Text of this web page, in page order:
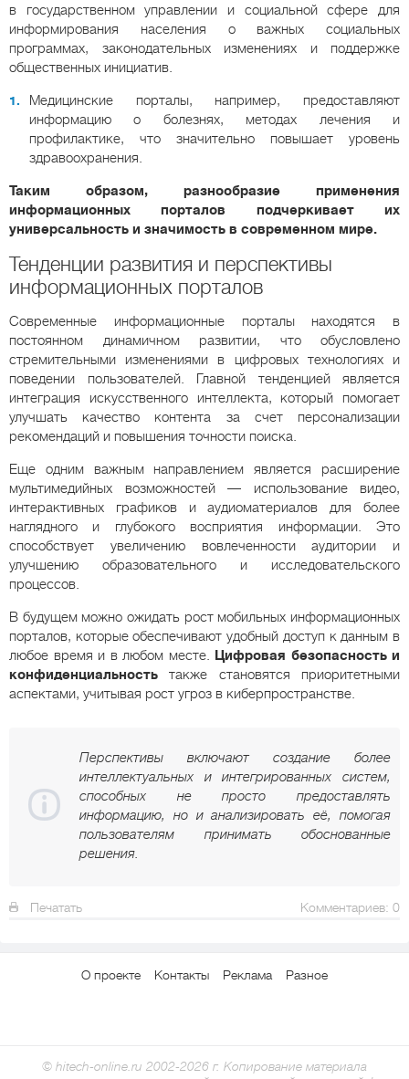
в государственном управлении и социальной сфере для
информирования населения о важных социальных
программах, законодательных изменениях и поддержке
общественных инициатив.
Медицинские порталы, например, предоставляют
информацию о болезнях, методах лечения и
профилактике, что значительно повышает уровень
здравоохранения.
Таким образом, разнообразие применения
информационных порталов подчеркивает их
универсальность и значимость в современном мире.
Тенденции развития и перспективы
информационных порталов
Современные информационные порталы находятся в
постоянном динамичном развитии, что обусловлено
стремительными изменениями в цифровых технологиях и
поведении пользователей. Главной тенденцией является
интеграция искусственного интеллекта, который помогает
улучшать качество контента за счет персонализации
рекомендаций и повышения точности поиска.
Еще одним важным направлением является расширение
мультимедийных возможностей — использование видео,
интерактивных графиков и аудиоматериалов для более
наглядного и глубокого восприятия информации. Это
способствует увеличению вовлеченности аудитории и
улучшению образовательного и исследовательского
процессов.
В будущем можно ожидать рост мобильных информационных
порталов, которые обеспечивают удобный доступ к данным в
любое время и в любом месте. Цифровая безопасность и
конфиденциальность также становятся приоритетными
аспектами, учитывая рост угроз в киберпространстве.
Перспективы включают создание более
интеллектуальных и интегрированных систем,
способных не просто предоставлять
информацию, но и анализировать её, помогая
пользователям принимать обоснованные
решения.
Печатать Комментариев: 0
О проекте Контакты Реклама Разное
© hitech-online.ru 2002-2026 г. Копирование материала